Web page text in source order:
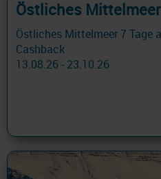
Östliches Mittelmeer
Östliches Mittelmeer 7 Tage
Cashback
13.08.26 - 23.10.26